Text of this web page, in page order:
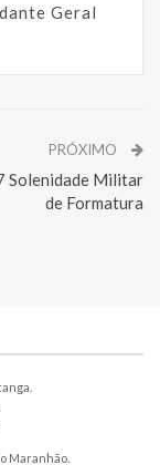
Geral
PRÓXIMO
Solenidade Militar
de Formatura
Maranhão.